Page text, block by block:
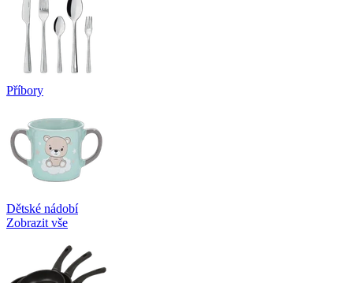
Příbory
Dětské nádobí
Zobrazit vše